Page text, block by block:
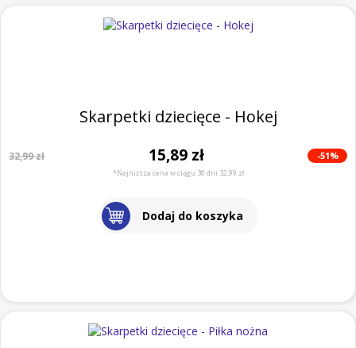
Skarpetki dziecięce - Hokej
32,99 zł 15,89 zł -51%
*Najniższa cena w ciągu 30 dni 32,99 zł
Dodaj do koszyka